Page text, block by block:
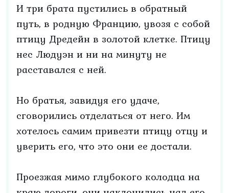
И три брата пустились в обратный
путь, в родную Францию, увозя с собой
птицу Дредейн в золотой клетке. Птицу
нес Людуэн и ни на минуту не
расставался с ней.
Но братья, завидуя его удаче,
сговорились отделаться от него. Им
хотелось самим привезти птицу отцу и
уверить его, что это они ее достали.
Проезжая мимо глубокого колодца на